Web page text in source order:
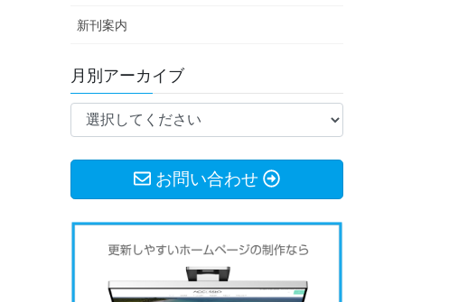
新刊案内
月別アーカイブ
お問い合わせ